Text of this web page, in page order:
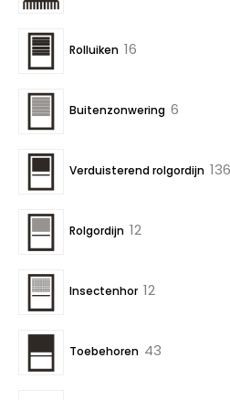
Rolluiken 16
Buitenzonwering 6
Verduisterend rolgordijn 136
Rolgordijn 12
Insectenhor 12
Toebehoren 43